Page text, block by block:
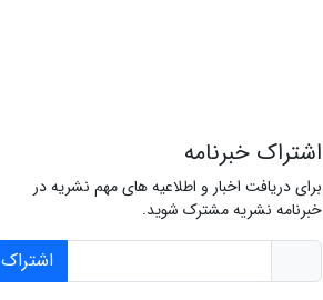
اشتراک خبرنامه
برای دریافت اخبار و اطلاعیه های مهم نشریه در
خبرنامه نشریه مشترک شوید.
اشتراک